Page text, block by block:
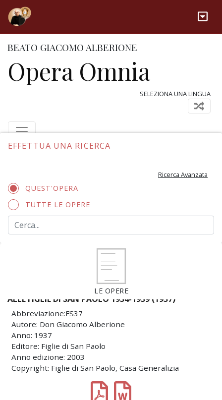
BEATO GIACOMO ALBERIONE
Opera Omnia
SELEZIONA UNA LINGUA
EFFETTUA UNA RICERCA
Ricerca Avanzata
QUEST'OPERA
TUTTE LE OPERE
LE OPERE
ALLE FIGLIE DI SAN PAOLO 1934-1939 (1937)
Abbreviazione:FS37
Autore: Don Giacomo Alberione
Anno: 1937
Editore: Figlie di San Paolo
Anno edizione: 2003
Copyright: Figlie di San Paolo, Casa Generalizia